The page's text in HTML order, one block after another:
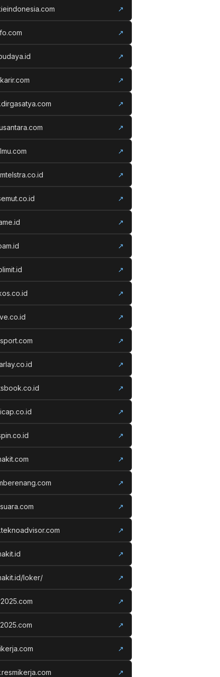
↗
↗
↗
↗
↗
↗
↗
↗
↗
↗
↗
↗
↗
↗
↗
↗
↗
↗
↗
↗
↗
↗
↗
↗
loker/ ↗
↗
↗
↗
↗